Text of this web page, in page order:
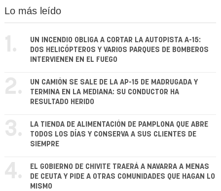
Lo más leído
1.
UN INCENDIO OBLIGA A CORTAR LA AUTOPISTA A-15:
DOS HELICÓPTEROS Y VARIOS PARQUES DE BOMBEROS
INTERVIENEN EN EL FUEGO
2.
UN CAMIÓN SE SALE DE LA AP-15 DE MADRUGADA Y
TERMINA EN LA MEDIANA: SU CONDUCTOR HA
RESULTADO HERIDO
3.
LA TIENDA DE ALIMENTACIÓN DE PAMPLONA QUE ABRE
TODOS LOS DÍAS Y CONSERVA A SUS CLIENTES DE
SIEMPRE
4.
EL GOBIERNO DE CHIVITE TRAERÁ A NAVARRA A MENAS
DE CEUTA Y PIDE A OTRAS COMUNIDADES QUE HAGAN LO
MISMO